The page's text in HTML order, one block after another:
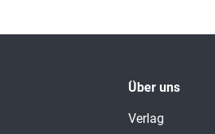
Über uns
Verlag